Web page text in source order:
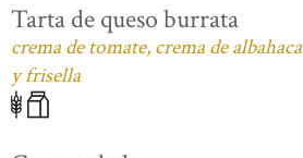
Tarta de queso burrata
crema de tomate, crema de albahaca
y frisella